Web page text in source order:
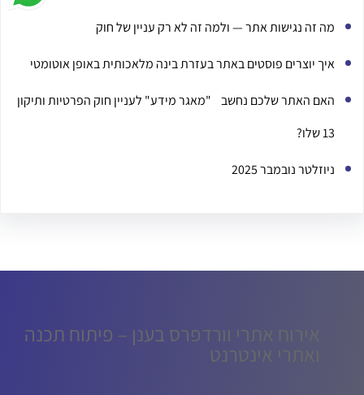
מה זה נגישות אתר — ולמה זה לא רק עניין של חוק
איך יוצרים פוסטים באתר בעזרת בינה מלאכותית באופן אוטומטי
האם האתר שלכם נחשב "מאגר מידע" לעניין חוק הפרטיות ותיקון
13 שלו?
ניוזלטר נובמבר 2025
אירוח אתרי וורדפרס בענן – פיתוח תכנה
ואתרי אינטרנט